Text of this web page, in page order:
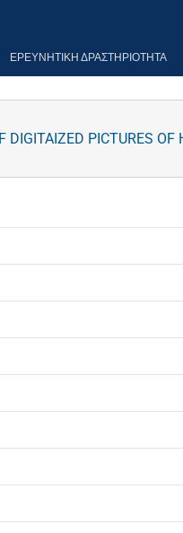
ΕΡΕΥΝΗΤΙΚΉ ΔΡΑΣΤΗΡΙΌΤΗΤΑ
DIGITAIZED PICTURES